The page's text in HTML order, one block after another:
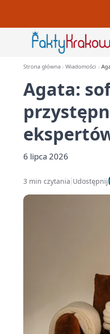
Strona główna Wiadomości
Agata:
6 lipca 2026
3 min czytania Udostępnij